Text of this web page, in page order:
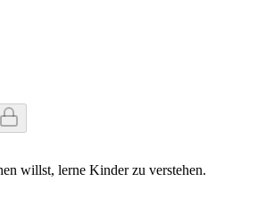
willst, lerne Kinder zu verstehen.